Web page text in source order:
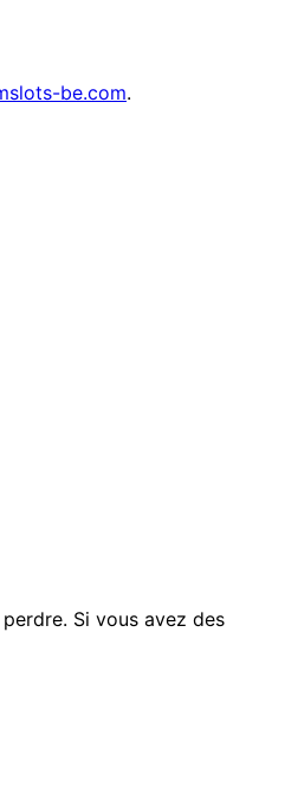
be.com.
Si vous avez des